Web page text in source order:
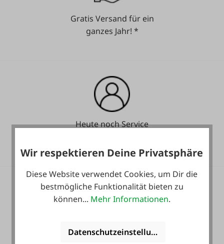
Gratis Versand für ein
ganzes Jahr! *
Heute noch Service
36 Monate
Wir respektieren Deine Privatsphäre
Diese Website verwendet Cookies, um Dir die
bestmögliche Funktionalität bieten zu
können... Mehr Informationen.
Datenschutzeinstellungen